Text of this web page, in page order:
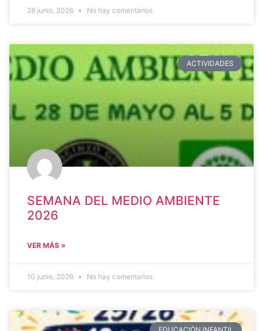
28 junio, 2026 No hay comentarios
ACTIVIDADES
SEMANA DEL MEDIO AMBIENTE
2026
VER MÁS »
10 junio, 2026 No hay comentarios